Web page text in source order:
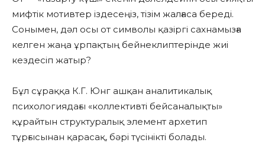
мифтік мотивтер іздесеңіз, тізім жалғаса береді.
Сонымен, дәл осы от символы қазіргі сахнамызға
келген жаңа ұрпақтың бейнеклиптерінде жиі
кездесіп жатыр?
Бұл сұраққа К.Г. Юнг ашқан аналитикалық
психологиядағы «коллективті бейсаналықты»
құрайтын структуралық элемент архетип
тұрғысынан қарасақ, бәрі түсінікті болады.